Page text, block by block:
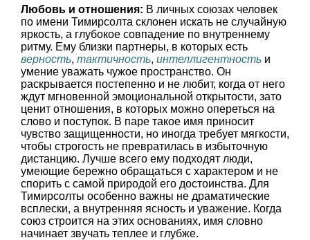
Любовь и отношения: В личных союзах человек
по имени Тимирсолта склонен искать не случайную
яркость, а глубокое совпадение по внутреннему
ритму. Ему близки партнеры, в которых есть
верность, тактичность, интеллигентность и
умение уважать чужое пространство. Он
раскрывается постепенно и не любит, когда от него
ждут мгновенной эмоциональной открытости, зато
ценит отношения, в которых можно опереться на
слово и поступок. В паре такое имя приносит
чувство защищенности, но иногда требует мягкости,
чтобы строгость не превратилась в избыточную
дистанцию. Лучше всего ему подходят люди,
умеющие бережно обращаться с характером и не
спорить с самой природой его достоинства. Для
Тимирсолты особенно важны не драматические
всплески, а внутренняя ясность и уважение. Когда
союз строится на этих основаниях, имя словно
начинает звучать теплее и глубже.